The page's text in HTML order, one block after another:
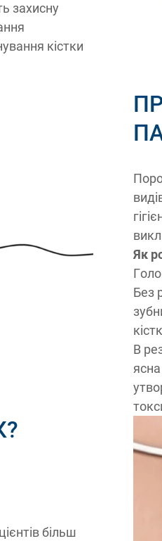
захисну
кістки
Як
Без
В
більш